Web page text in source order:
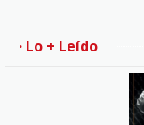
· Lo + Leído